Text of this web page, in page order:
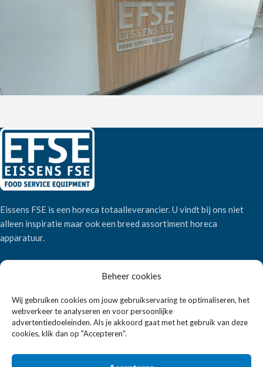
Beheer cookies
Wij gebruiken cookies om jouw gebruikservaring te optimaliseren, het
webverkeer te analyseren en voor persoonlijke
advertentiedoeleinden. Als je akkoord gaat met het gebruik van deze
cookies, klik dan op "Accepteren".
Eissens FSE is een horeca totaalleverancier. U vindt bij ons niet
alleen inspiratie maar ook een breed assortiment horeca
apparatuur.
Wandelweg 198, 1521 AM Wormerveer
E-mail:verkoop@eissensfse.nl
KLANTENSERVICE
Onze aanpak